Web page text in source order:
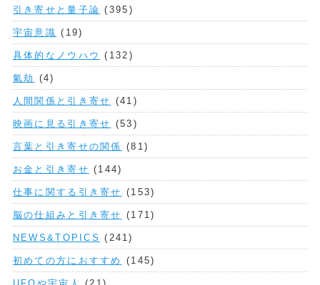
引き寄せと量子論 (395)
宇宙意識 (19)
具体的なノウハウ (132)
氣劫 (4)
人間関係と引き寄せ (41)
映画に見る引き寄せ (53)
言葉と引き寄せの関係 (81)
お金と引き寄せ (144)
仕事に関する引き寄せ (153)
脳の仕組みと引き寄せ (171)
NEWS&TOPICS (241)
初めての方におすすめ (145)